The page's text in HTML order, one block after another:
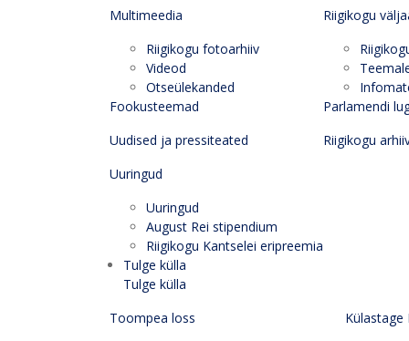
Multimeedia
Riigikogu fotoarhiiv
Videod
Otseülekanded
Fookusteemad
Uudised ja pressiteated
Uuringud
Uuringud
August Rei stipendium
Riigikogu Kantselei eripreemia
Riigikogu
Parlamendi
Riigikogu
Tulge külla
Tulge külla
Toompea loss
Külastage